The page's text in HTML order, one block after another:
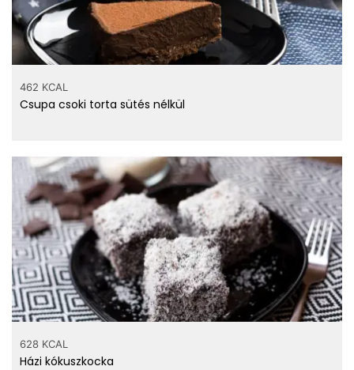
462 KCAL
Csupa csoki torta sütés nélkül
628 KCAL
Házi kókuszkocka